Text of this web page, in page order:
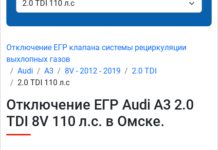
Отключение ЕГР клапана системы рециркуляции
выхлопных газов
Audi
A3 8V - 2012 - 2019
2.0 TDI
2.0 TDI 110 л.с
Отключение ЕГР Audi A3 2.0
TDI 8V 110 л.с. в Омске.